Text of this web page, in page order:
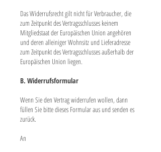
Das Widerrufsrecht gilt nicht für Verbraucher, die
zum Zeitpunkt des Vertragsschlusses keinem
Mitgliedstaat der Europäischen Union angehören
und deren alleiniger Wohnsitz und Lieferadresse
zum Zeitpunkt des Vertragsschlusses außerhalb der
Europäischen Union liegen.
B. Widerrufsformular
Wenn Sie den Vertrag widerrufen wollen, dann
füllen Sie bitte dieses Formular aus und senden es
zurück.
An